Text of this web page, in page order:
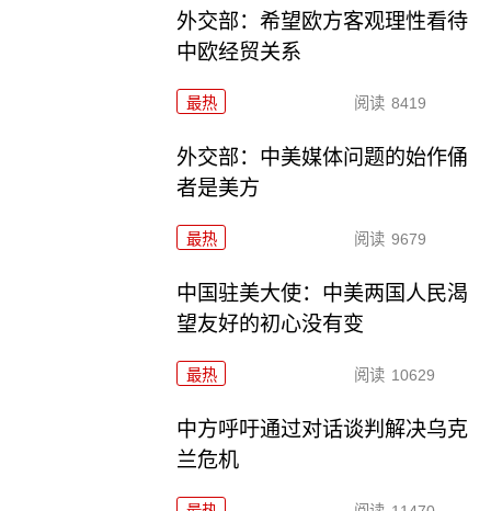
外交部：希望欧方客观理性看待
中欧经贸关系
最热 阅读 8419
外交部：中美媒体问题的始作俑
者是美方
最热 阅读 9679
中国驻美大使：中美两国人民渴
望友好的初心没有变
最热 阅读 10629
中方呼吁通过对话谈判解决乌克
兰危机